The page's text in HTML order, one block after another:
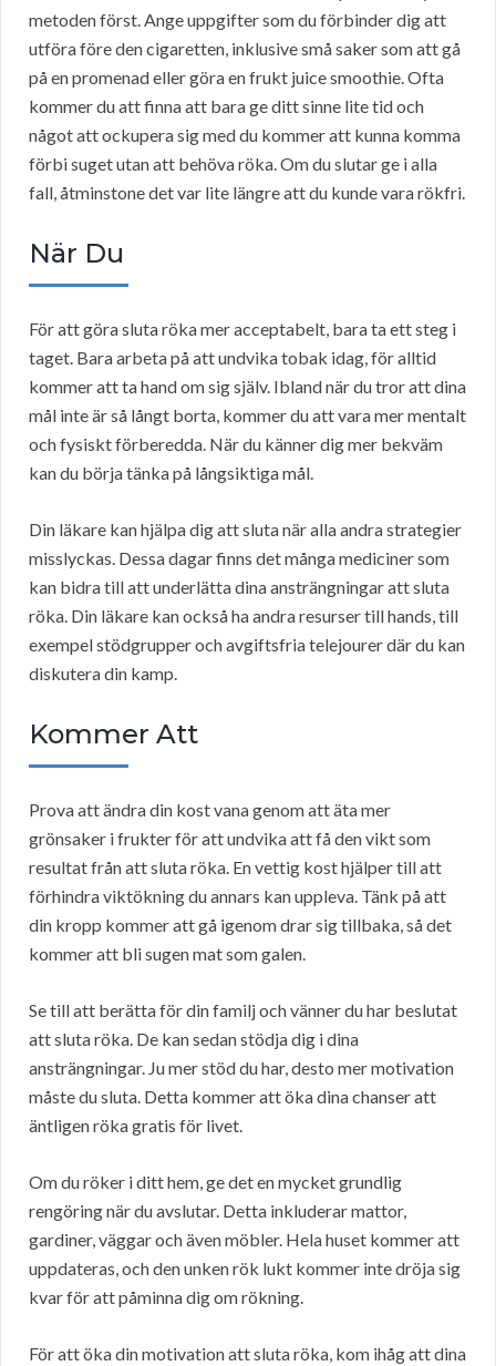
metoden först. Ange uppgifter som du förbinder dig att
utföra före den cigaretten, inklusive små saker som att gå
på en promenad eller göra en frukt juice smoothie. Ofta
kommer du att finna att bara ge ditt sinne lite tid och
något att ockupera sig med du kommer att kunna komma
förbi suget utan att behöva röka. Om du slutar ge i alla
fall, åtminstone det var lite längre att du kunde vara rökfri.
När Du
För att göra sluta röka mer acceptabelt, bara ta ett steg i
taget. Bara arbeta på att undvika tobak idag, för alltid
kommer att ta hand om sig själv. Ibland när du tror att dina
mål inte är så långt borta, kommer du att vara mer mentalt
och fysiskt förberedda. När du känner dig mer bekväm
kan du börja tänka på långsiktiga mål.
Din läkare kan hjälpa dig att sluta när alla andra strategier
misslyckas. Dessa dagar finns det många mediciner som
kan bidra till att underlätta dina ansträngningar att sluta
röka. Din läkare kan också ha andra resurser till hands, till
exempel stödgrupper och avgiftsfria telejourer där du kan
diskutera din kamp.
Kommer Att
Prova att ändra din kost vana genom att äta mer
grönsaker i frukter för att undvika att få den vikt som
resultat från att sluta röka. En vettig kost hjälper till att
förhindra viktökning du annars kan uppleva. Tänk på att
din kropp kommer att gå igenom drar sig tillbaka, så det
kommer att bli sugen mat som galen.
Se till att berätta för din familj och vänner du har beslutat
att sluta röka. De kan sedan stödja dig i dina
ansträngningar. Ju mer stöd du har, desto mer motivation
måste du sluta. Detta kommer att öka dina chanser att
äntligen röka gratis för livet.
Om du röker i ditt hem, ge det en mycket grundlig
rengöring när du avslutar. Detta inkluderar mattor,
gardiner, väggar och även möbler. Hela huset kommer att
uppdateras, och den unken rök lukt kommer inte dröja sig
kvar för att påminna dig om rökning.
För att öka din motivation att sluta röka, kom ihåg att dina